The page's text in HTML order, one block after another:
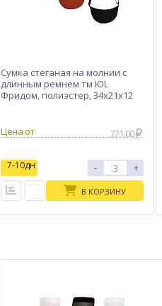
Сумка стеганая на молнии с
длинным ремнем тм ЮL
Фридом, полиэстер, 34х21х12
Цена от
771.00
7-10дн - +
В КОРЗИНУ